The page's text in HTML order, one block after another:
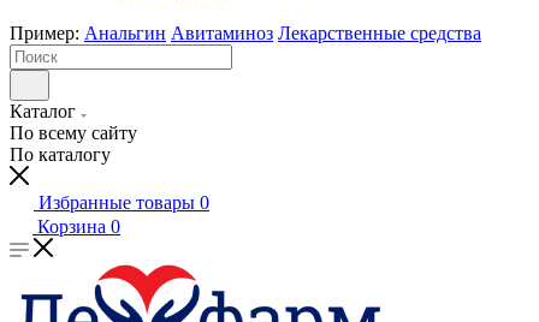
Пример: Анальгин Авитаминоз Лекарственные средства
Каталог
По всему сайту
По каталогу
Избранные товары 0
Корзина 0